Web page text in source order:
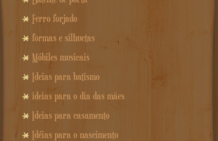
Ferro forjado
formas e silhuetas
Móbiles musicais
Ideias para batismo
ideias para o dia das mães
Ideias para casamento
Idéias para o nascimento